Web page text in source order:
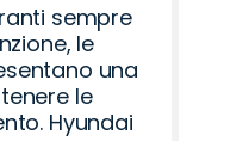
sempre
le
una
le
Hyundai